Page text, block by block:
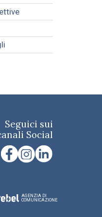
Seguici sui
Social
AGENZIA DI
COMUNICAZIONE